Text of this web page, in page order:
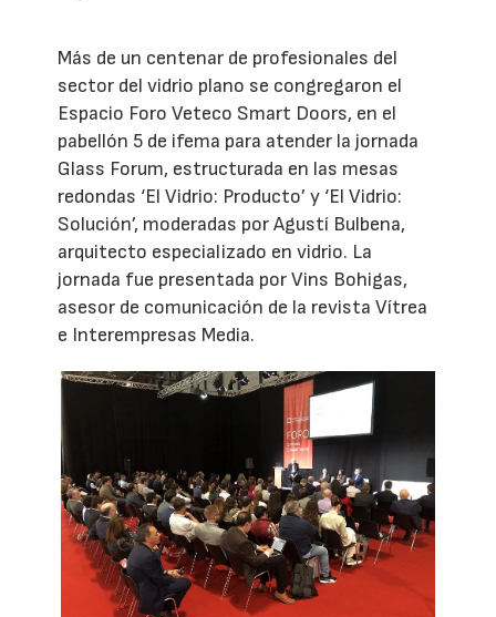
Más de un centenar de profesionales del
sector del vidrio plano se congregaron el
Espacio Foro Veteco Smart Doors, en el
pabellón 5 de ifema para atender la jornada
Glass Forum, estructurada en las mesas
redondas ‘El Vidrio: Producto’ y ‘El Vidrio:
Solución’, moderadas por Agustí Bulbena,
arquitecto especializado en vidrio. La
jornada fue presentada por Vins Bohigas,
asesor de comunicación de la revista Vítrea
e Interempresas Media.